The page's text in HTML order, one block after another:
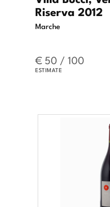
Riserva 2012
Marche
€ 50 / 100
ESTIMATE